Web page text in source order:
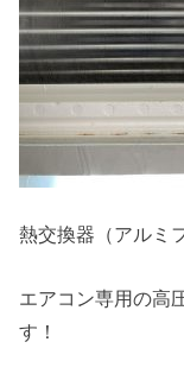
熱交換器（アルミ
エアコン専用の高
す！